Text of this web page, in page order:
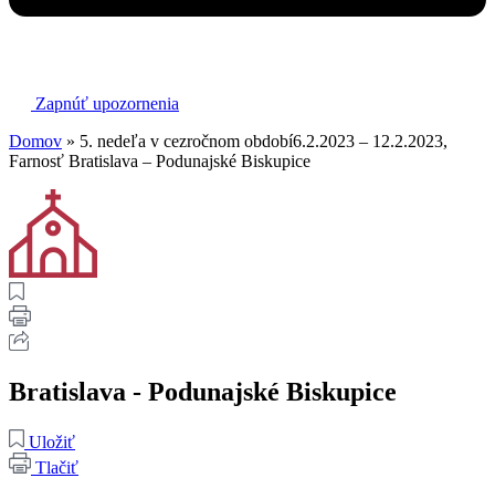
Zapnúť upozornenia
Domov » 5. nedeľa v cezročnom období6.2.2023 – 12.2.2023,
Farnosť Bratislava – Podunajské Biskupice
Bratislava - Podunajské Biskupice
Uložiť
Tlačiť